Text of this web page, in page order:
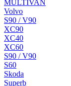
MULTIVAN
Volvo
S90 / V90
XC90
XC40
XC60
S90 / V90
S60
Skoda
Superb